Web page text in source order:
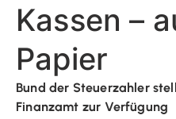
Kassen –
Papier
Bund der Steuerzahler
Finanzamt zur Verfügung